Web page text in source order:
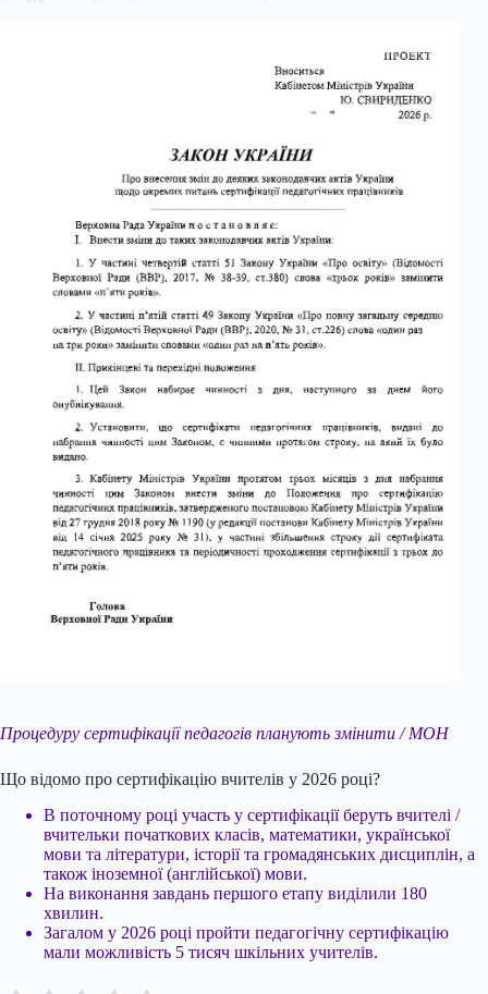
Процедуру сертифікації педагогів планують змінити / МОН
Що відомо про сертифікацію вчителів у 2026 році?
В поточному році участь у сертифікації беруть вчителі /
вчительки початкових класів, математики, української
мови та літератури, історії та громадянських дисциплін, а
також іноземної (англійської) мови.
На виконання завдань першого етапу виділили 180
хвилин.
Загалом у 2026 році пройти педагогічну сертифікацію
мали можливість 5 тисяч шкільних учителів.